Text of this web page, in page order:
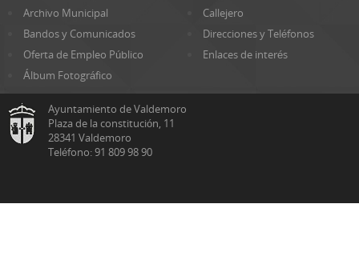
Archivo Municipal
Callejero
Bandos y Comunicados
Direcciones y Teléfonos
Oferta de Empleo Público
Enlaces de interés
Álbum Fotográfico
Ayuntamiento de Valdemoro
Plaza de la constitución, 11
28341 Valdemoro
Teléfono: 91 809 98 90